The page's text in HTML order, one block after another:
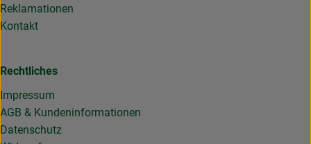
Reklamationen
Kontakt
Rechtliches
Impressum
AGB & Kundeninformationen
Datenschutz